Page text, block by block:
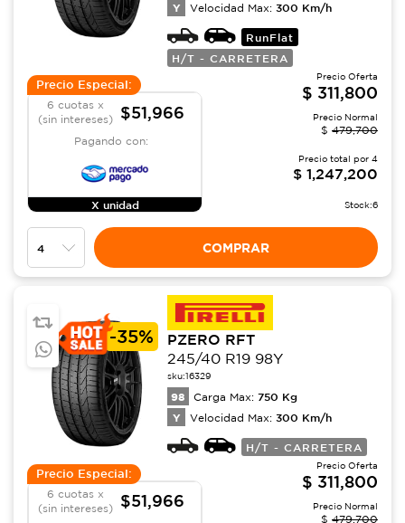
Y Velocidad Max: 300 Km/h
RunFlat
H/T - CARRETERA
Precio Especial:
6 cuotas x
(sin intereses)
$51,966
Pagando con:
X unidad
Precio Oferta
$ 311,800
Precio Normal
$ 479,700
Precio total por 4
$ 1,247,200
Stock:6
COMPRAR
-35%
PZERO RFT
245/40 R19 98Y
sku:16329
98 Carga Max: 750 Kg
Y Velocidad Max: 300 Km/h
H/T - CARRETERA
Precio Especial:
6 cuotas x
(sin intereses)
$51,966
Precio Oferta
$ 311,800
Precio Normal
$ 479,700